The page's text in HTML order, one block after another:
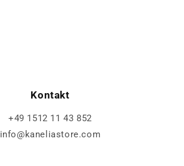
Kontakt
+49 1512 11 43 852
info@kaneliastore.com